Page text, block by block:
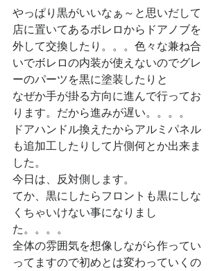
やっぱり黒がいいなぁ～と思いだして
店に置いてあるボレロからドアノブを
外して交換したり。。。色々な兼ね合
いでボレロの内装が使えないのでグレ
ーのパーツを黒に塗装したりと
なぜか手が掛る方向に進んで行ってお
ります。だから進みが遅い。。。。
ドアハンドル換えたからアルミパネル
も追加工したりして片側何とか出来ま
した。
今日は、反対側します。
てか、黒にしたらフロントも黒にしな
くちゃいけない事になりまし
た。。。。
全体の雰囲気を想像しながら作ってい
ってますので初めとは変わっていくの